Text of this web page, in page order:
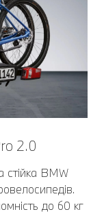
2.0
стійка BMW
до 60 кг